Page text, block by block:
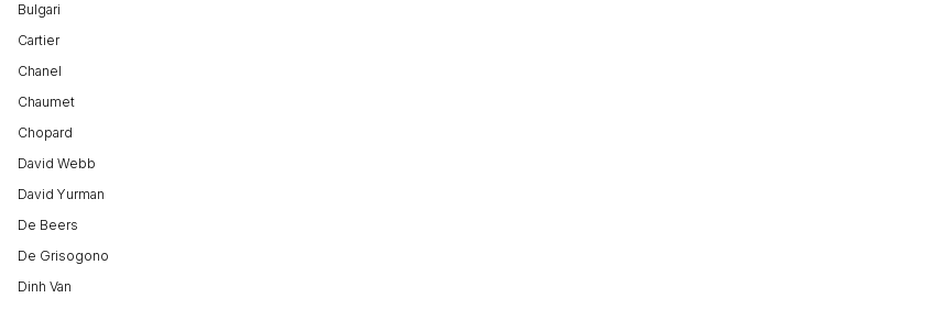
Bulgari
Cartier
Chanel
Chaumet
Chopard
David Webb
David Yurman
De Beers
De Grisogono
Dinh Van